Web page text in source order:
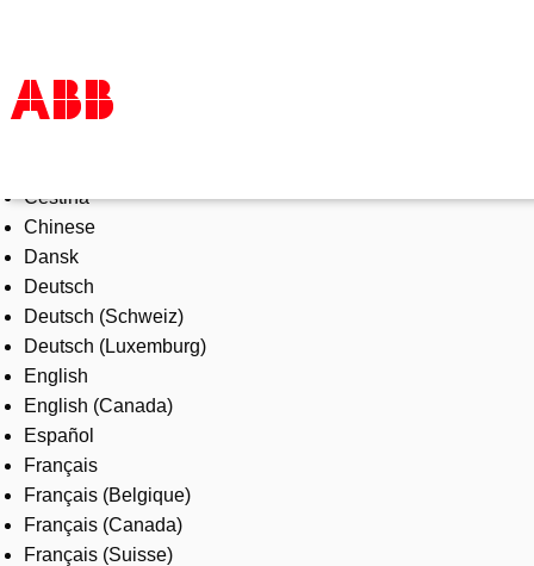
Productos & Soluciones
Industrias
Servicios
Sobre ABB
Dónde comprar
Contáctanos
Carreras
Čeština
Chinese
Dansk
Deutsch
Deutsch (Schweiz)
Deutsch (Luxemburg)
English
English (Canada)
Español
Français
Français (Belgique)
Français (Canada)
Français (Suisse)